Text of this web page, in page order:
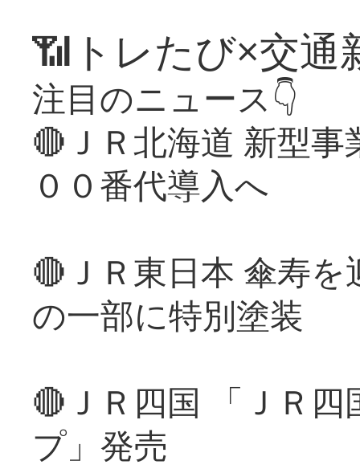
📶トレたび×交通
注目のニュース👇
🔴ＪＲ北海道 新型
００番代導入へ
🔴ＪＲ東日本 傘寿
の一部に特別塗装
🔴ＪＲ四国 「ＪＲ
プ」発売